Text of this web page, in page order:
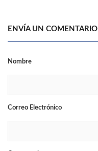
ENVÍA UN COMENTARIO
Nombre
Correo Electrónico